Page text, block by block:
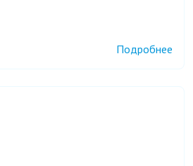
Подробнее